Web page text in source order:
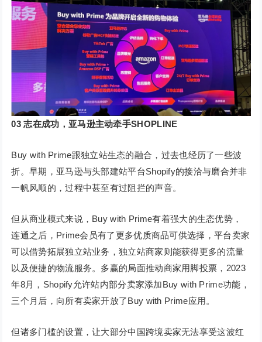
03 志在成功，亚马逊主动牵手SHOPLINE
Buy with Prime跟独立站生态的融合，过去也经历了一些波
折。早期，亚马逊与头部建站平台Shopify的接洽与磨合并非
一帆风顺的，过程中甚至有过阻拦的声音。
但从商业模式来说，Buy with Prime有着强大的生态优势，
连通之后，Prime会员有了更多优质商品可供选择，平台卖家
可以借势拓展独立站业务，独立站商家则能获得更多的流量
以及便捷的物流服务。多赢的局面推动商家用脚投票，2023
年8月，Shopify允许站内部分卖家添加Buy with Prime功能，
三个月后，向所有卖家开放了Buy with Prime应用。
但诸多门槛的设置，让大部分中国跨境卖家无法享受这波红